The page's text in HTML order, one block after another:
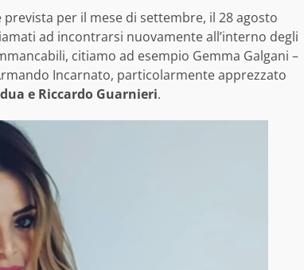
prevista per il mese di settembre, il 28 agosto
ad incontrarsi nuovamente all’interno degli
citiamo ad esempio Gemma Galgani –
Incarnato, particolarmente apprezzato
e Riccardo Guarnieri.